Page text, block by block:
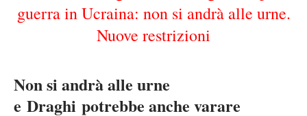
guerra in Ucraina: non si andrà alle urne.
Nuove restrizioni
Non si andrà alle urne
e Draghi potrebbe anche varare